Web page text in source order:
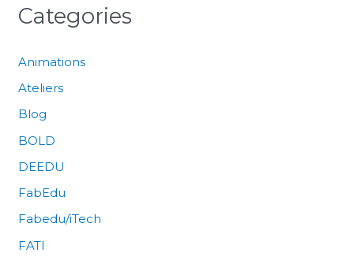
Categories
Animations
Ateliers
Blog
BOLD
DEEDU
FabEdu
Fabedu/iTech
FATI